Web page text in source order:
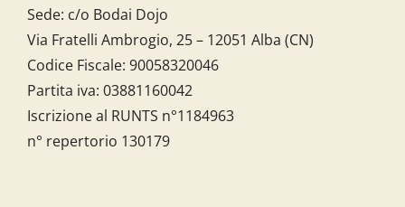
Sede: c/o Bodai Dojo
Via Fratelli Ambrogio, 25 – 12051 Alba (CN)
Codice Fiscale: 90058320046
Partita iva: 03881160042
Iscrizione al RUNTS n°1184963
n° repertorio 130179